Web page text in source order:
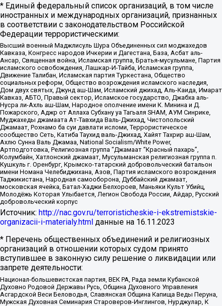
* Единый федеральный список организаций, в том числе
иностранных и международных организаций, признанных
в соответствии с законодательством Российской
Федерации террористическими:
Высший военный Маджлисуль Шура Объединенных сил моджахедов
Кавказа, Конгресс народов Ичкерии и Дагестана, База, Асбат аль-
Ансар, Священная война, Исламская группа, Братья-мусульмане, Партия
исламского освобождения, Лашкар-И-Тайба, Исламская группа,
Движение Талибан, Исламская партия Туркестана, Общество
социальных реформ, Общество возрождения исламского наследия,
Дом двух святых, Джунд аш-Шам, Исламский джихад, Аль-Каида, Имарат
Кавказ, АБТО, Правый сектор, Исламское государство, Джабха аль-
Нусра ли-Ахль аш-Шам, Народное ополчение имени К. Минина и Д.
Пожарского, Аджр от Аллаха Субхану уа Тагьаля SHAM, АУМ Синрике,
Муджахеды джамаата Ат-Тавхида Валь-Джихад, Чистопольский
Джамаат, Рохнамо ба суи давлати исломи, Террористическое
сообщество Сеть, Катиба Таухид валь-Джихад, Хайят Тахрир аш-Шам,
Ахлю Сунна Валь Джамаа, National Socialism/White Power,
Артподготовка, Религиозная группа “Джамаат “Красный пахарь”,
Колумбайн, Хатлонский джамаат, Мусульманская религиозная группа п.
Кушкуль г. Оренбург, Крымско-татарский добровольческий батальон
имени Номана Челебиджихана, Азов, Партия исламского возрождения
Таджикистана, Народная самооборона, Дуббайский джамаат,
московская ячейка, Батал-Хаджи Белхороев, Маньяки Культ Убийц,
Молодёжь Которая Улыбается, Легион Свобода России, Айдар, Русский
добровольческий корпус
Источник: http://nac.gov.ru/terroristicheskie-i-ekstremistskie-
organizacii-i-materialy.html данные на 16.11.2023
* Перечень общественных объединений и религиозных
организаций в отношении которых судом принято
вступившее в законную силу решение о ликвидации или
запрете деятельности:
Национал-большевистская партия, ВЕК РА, Рада земли Кубанской
Духовно Родовой Державы Русь, Община Духовного Управления
Асгардской Веси Беловодья, Славянская Община Капища Веды Перуна,
Мужская Духовная Семинария Староверов-Инглингов, Нурджулар, К